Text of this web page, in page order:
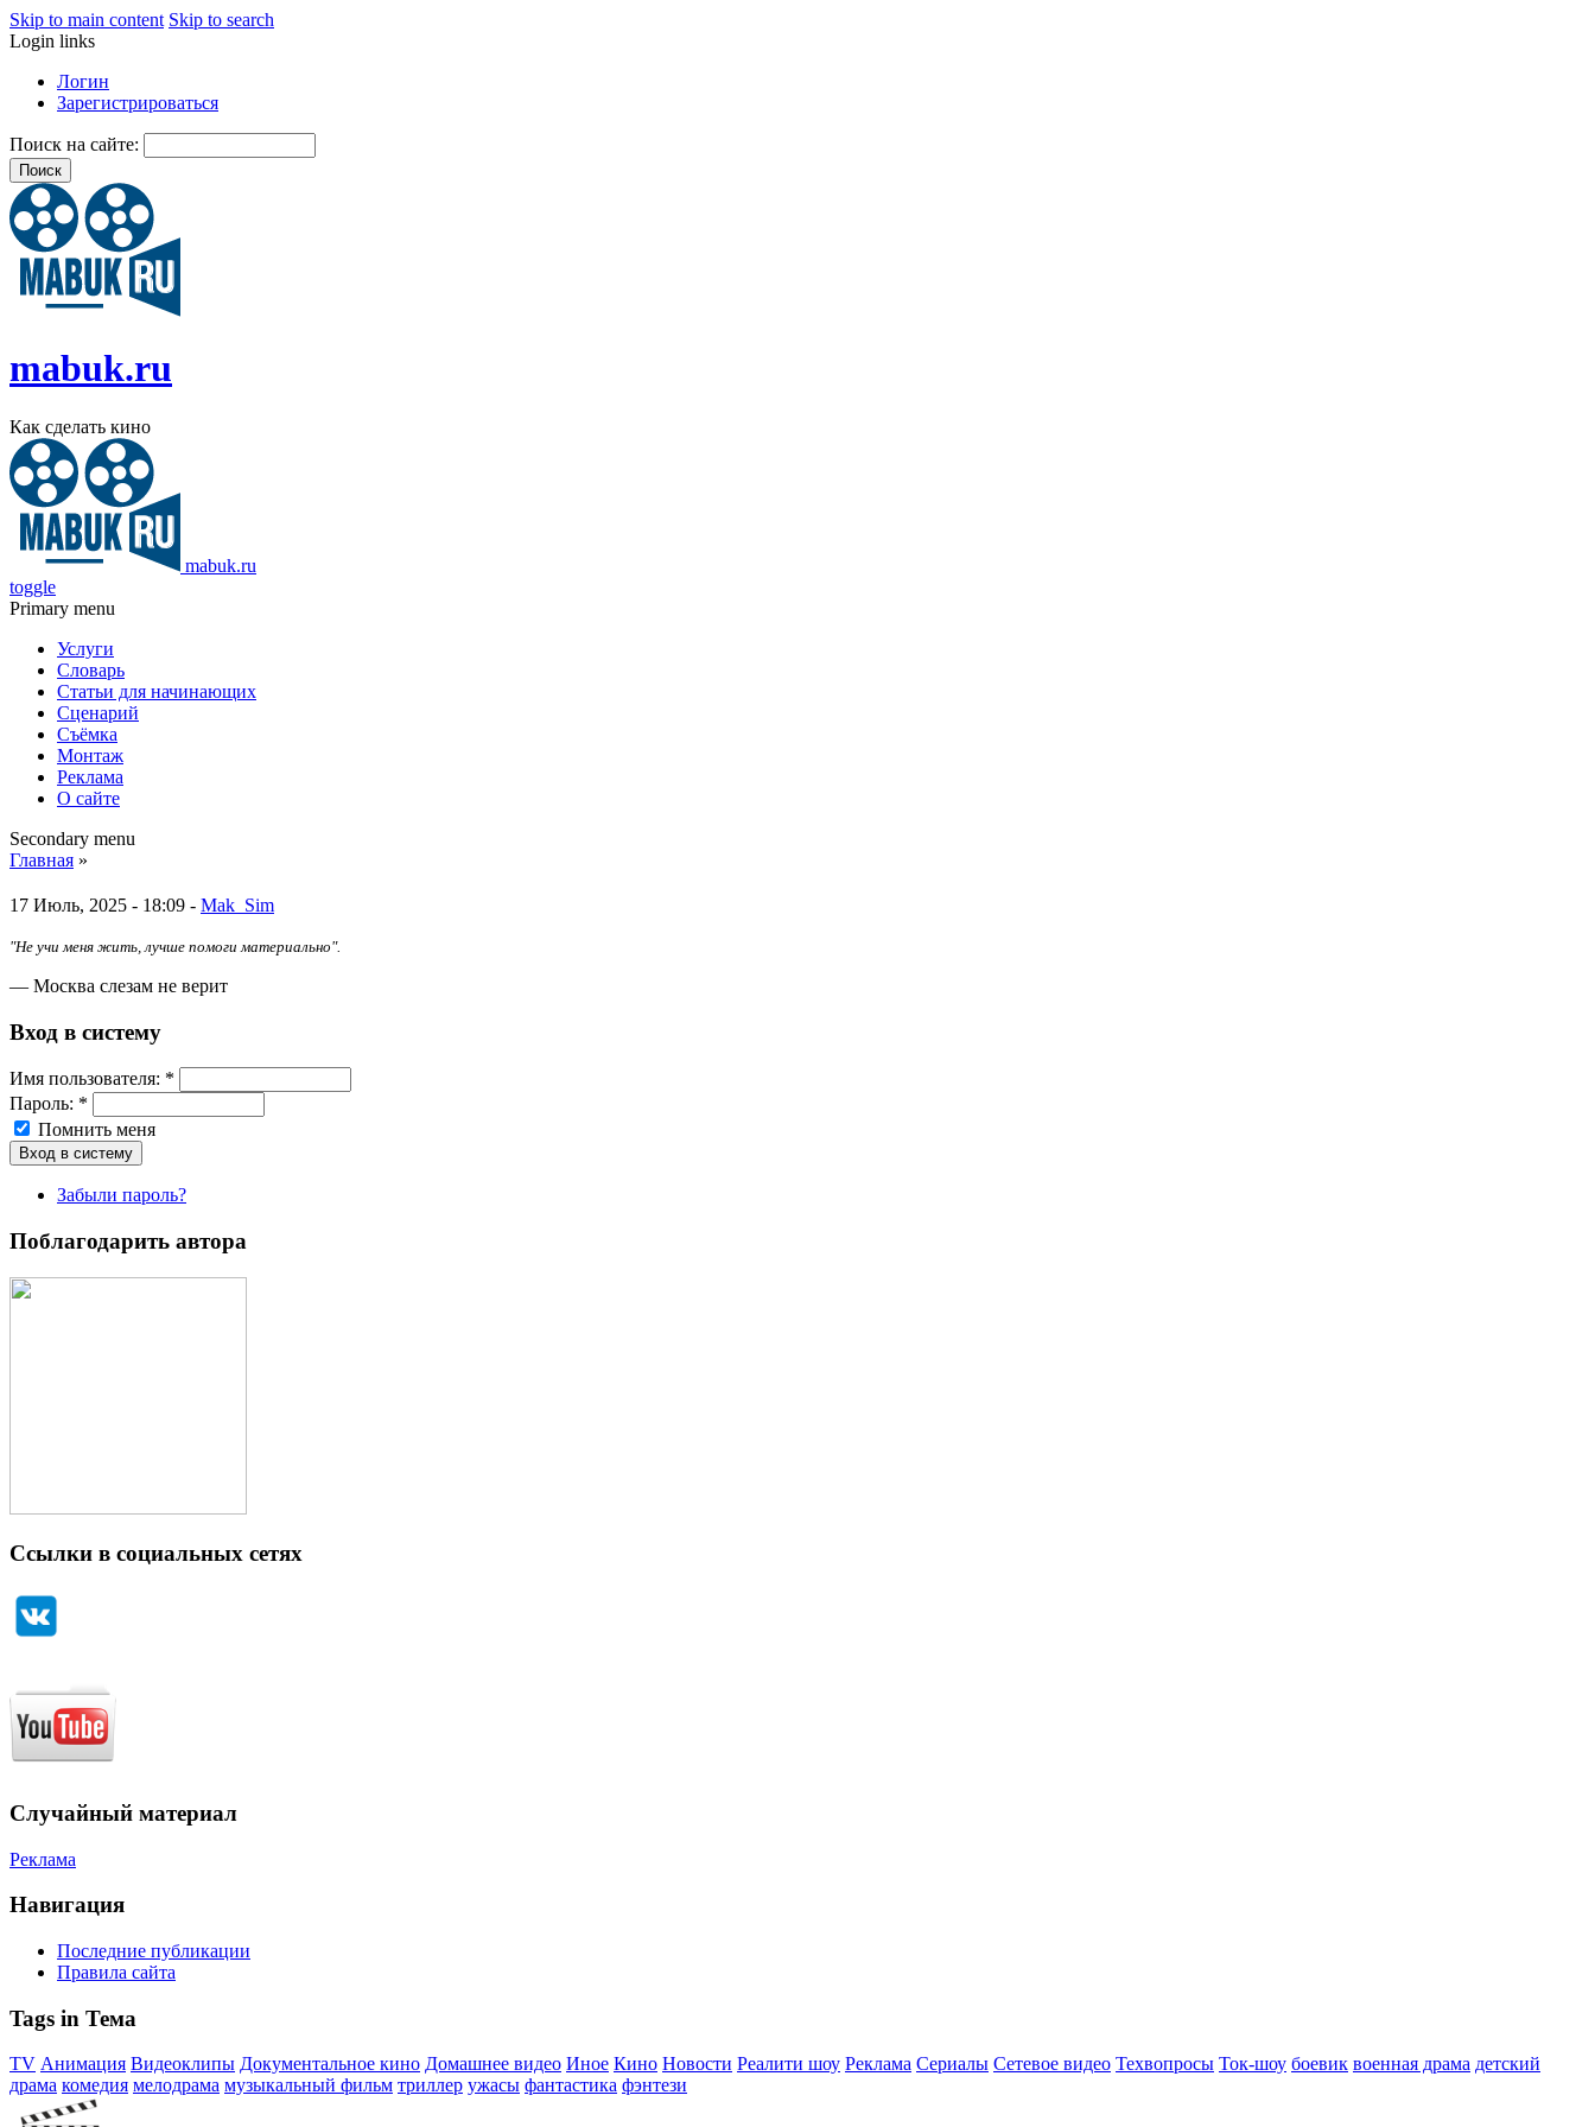
Skip to main content Skip to search
Login links
Логин
Зарегистрироваться
Поиск на сайте:
mabuk.ru
Как сделать кино
mabuk.ru
toggle
Primary menu
Услуги
Словарь
Статьи для начинающих
Сценарий
Съёмка
Монтаж
Реклама
О сайте
Secondary menu
Главная »
17 Июль, 2025 - 18:09 - Mak_Sim
"Не учи меня жить, лучше помоги материально".
— Москва слезам не верит
Вход в систему
Имя пoльзовaтeля: *
Пароль: *
Помнить меня
Забыли пароль?
Поблагодарить автора
Ссылки в социальных сетях
Случайный материал
Реклама
Навигация
Последние публикации
Правила сайта
Tags in Тема
TV Анимация Видеоклипы Документальное кино Домашнее видео Иное Кино Новости Реалити шоу Реклама Сериалы Сетевое видео Техвопросы Ток-шоу боевик военная драма детский
драма комедия мелодрама музыкальный фильм триллер ужасы фантастика фэнтези